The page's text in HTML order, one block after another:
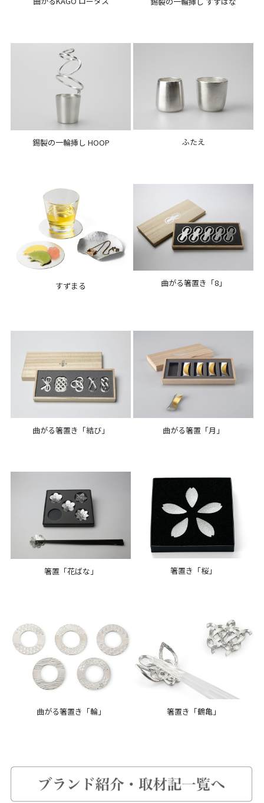
錫製の一輪挿し HOOP ふたえ
すずまる 曲がる箸置き「8」
曲がる箸置き「結び」 曲がる箸置「月」
箸置「花ばな」 箸置き「桜」
曲がる箸置き「輪」 箸置き「鶴亀」